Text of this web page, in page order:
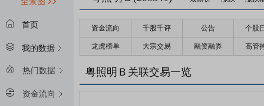
首页
我的数据
热门数据
资金流向
资金流向 千股千评 公告 个股
龙虎榜单 大宗交易 融资融券 高管
粤照明Ｂ关联交易一览